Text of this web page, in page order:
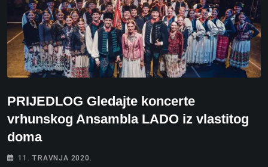
PRIJEDLOG Gledajte koncerte
vrhunskog Ansambla LADO iz vlastitog
doma
11. TRAVNJA 2020.